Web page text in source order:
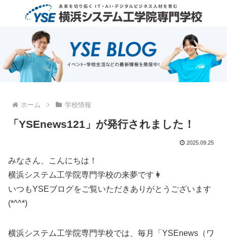
ホーム 学校情報
「YSEnews121」が発行されました！
2025.09.25
みなさん、こんにちは！
横浜システム工学院専門学校の来夢です👩
いつもYSEブログをご覧いただきありがとうございます
(*^^*)
横浜システム工学院専門学校では、毎月「YSEnews（ワ